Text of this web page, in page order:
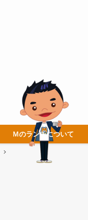
Ｍのランチについて